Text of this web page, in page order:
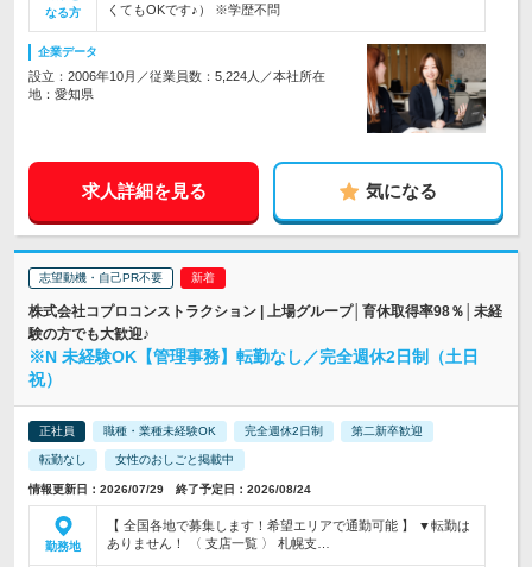
なる方
くてもOKです♪） ※学歴不問
企業データ
設立：2006年10月／従業員数：5,224人／本社所在
地：愛知県
求人詳細を見る 気になる
志望動機・自己PR不要
株式会社コプロコンストラクション | 上場グループ│育休取得率98％│未経
験の方でも大歓迎♪
※N 未経験OK【管理事務】転勤なし／完全週休2日制（土日
祝）
正社員 職種・業種未経験OK 完全週休2日制 第二新卒歓迎
転勤なし 女性のおしごと掲載中
情報更新日：2026/07/29 終了予定日：2026/08/24
勤務地
【 全国各地で募集します！希望エリアで通勤可能 】 ▼転勤は
ありません！ 〈 支店一覧 〉 札幌支…